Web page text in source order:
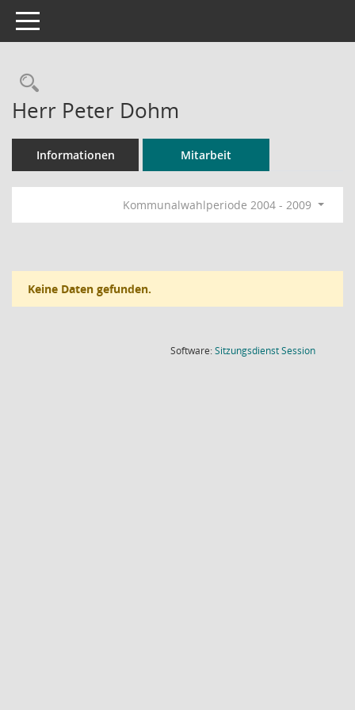
Toggle navigation
Rechercheauswahl
Herr Peter Dohm
Informationen Mitarbeit
Kommunalwahlperiode 2004 - 2009
Keine Daten gefunden.
Software:SitzungsdienstSession(Wird in